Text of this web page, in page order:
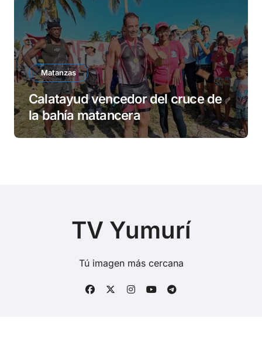
Matanzas
Calatayud vencedor del cruce de
la bahía matancera
TV Yumurí
Tú imagen más cercana